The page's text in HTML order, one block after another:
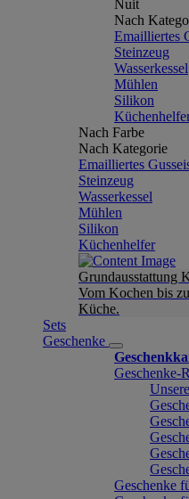
Nuit
Nach
Emailliertes
Steinzeug
Wasserkessel
Mühlen
Silikon
Nach Farbe
Nach Kategorie
Emailliertes
Steinzeug
Wasserkessel
Mühlen
Silikon
Küchenhelfer
Grundausstattung
Vom Kochen bis
Küche.
Sets
Geschenke
Geschenke-
Geschenke